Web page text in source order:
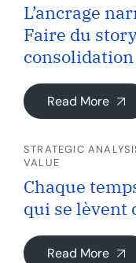
L’ancrage
Faire du
Read More
STRATEGIC
VALUE
Chaque
qui se lèvent
Read More